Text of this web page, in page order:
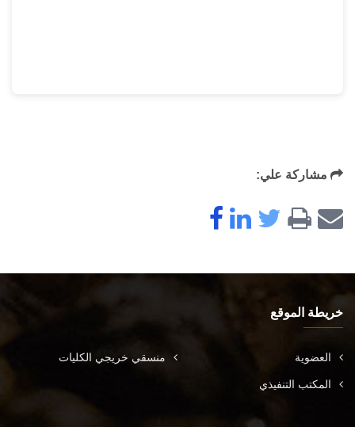
مشاركة علي:
خريطة الموقع
العضوية منسقي خريجي الكليات
المكتب التنفيذي